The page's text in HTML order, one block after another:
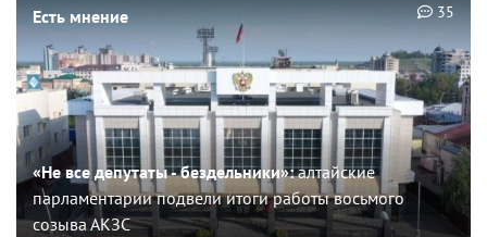
Есть мнение
«Не все депутаты - бездельники»:алтайские
парламентарии подвели итоги работы восьмого
созыва АКЗС
35